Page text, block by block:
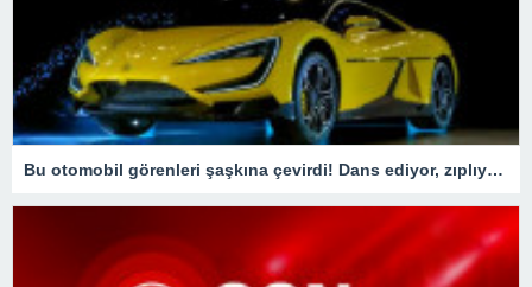
Bu otomobil görenleri şaşkına çevirdi! Dans ediyor, zıplıyor…